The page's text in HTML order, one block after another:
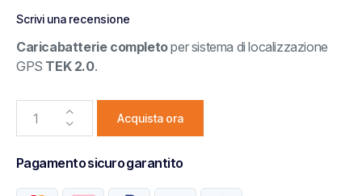
Scrivi una recensione
Caricabatterie completoper sistema di localizzazione
GPS TEK 2.0.
Acquista ora
Pagamento sicuro garantito